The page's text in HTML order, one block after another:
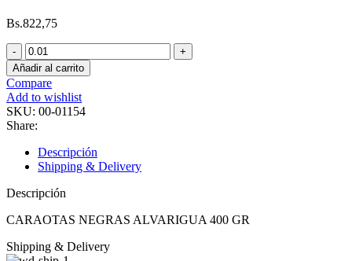
Bs.822,75
CARAOTAS
NEGRAS
ALVARIGUA
400
GR
cantidad
Añadir al carrito
Compare
Add to wishlist
SKU: 00-01154
Share:
Descripción
Shipping & Delivery
Descripción
CARAOTAS NEGRAS ALVARIGUA 400 GR
Shipping & Delivery